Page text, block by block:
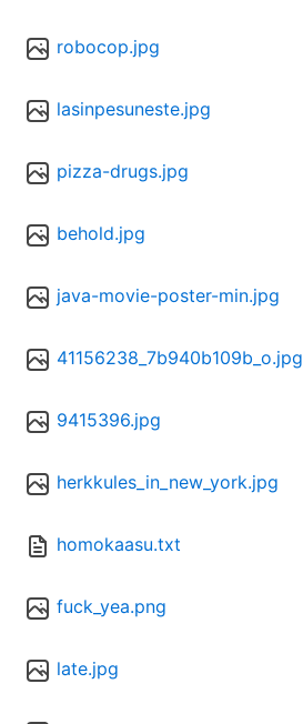
robocop.jpg
lasinpesuneste.jpg
pizza-drugs.jpg
behold.jpg
java-movie-poster-min.jpg
41156238_7b940b109b_o.jpg
9415396.jpg
herkkules_in_new_york.jpg
homokaasu.txt
fuck_yea.png
late.jpg